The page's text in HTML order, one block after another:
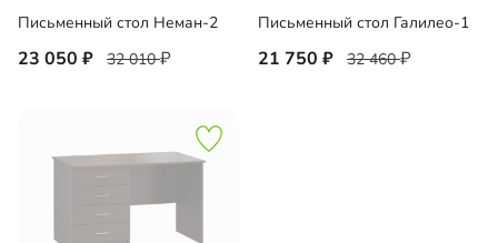
Письменный стол Неман-2
23 050 32 010
Письменный стол Галилео-1
21 750 32 460